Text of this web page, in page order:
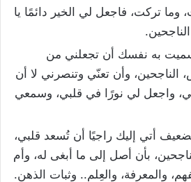
وما تركت، فاجعل لي الخير دائمًا يا
به نفسك أن تجعلني من
الناجحين، وأن تعنّي وتنصرني لا أن
واجعل لي نورًا في قلبي، وسمعي
أتي إليك راجيًا أن تُسعد قلبي،
بأن أصل إلى ما أبغى له، وأم
والمعرفة، والعِلم.. وثبات الذهن.